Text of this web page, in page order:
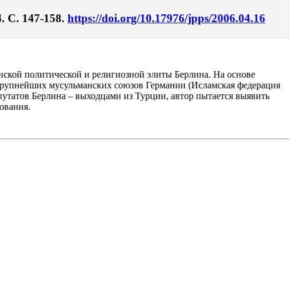
С. 147-158. https://doi.org/10.17976/jpps/2006.04.16
политической и религиозной элиты Берлина. На основе
мусульманских союзов Германии (Исламская федерация
Берлина – выходцами из Турции, автор пытается выявить